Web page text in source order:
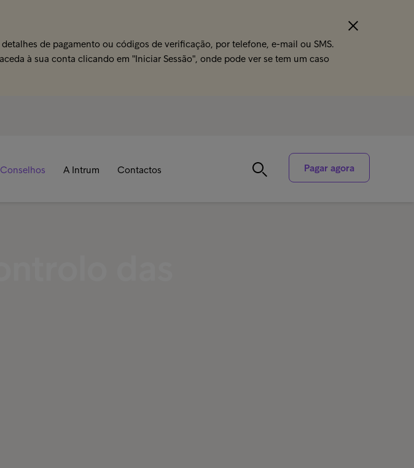
de pagamento ou códigos de verificação, por telefone, e-mail ou SMS.
à sua conta clicando em "Iniciar Sessão", onde pode ver se tem um caso
A Intrum Contactos Pagar agora